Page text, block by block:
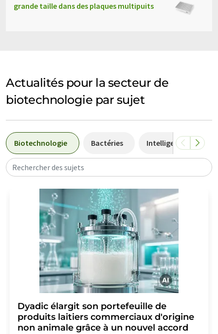
grande taille dans des plaques multipuits
Actualités pour la secteur de
biotechnologie par sujet
Biotechnologie Bactéries Intelligence
Rechercher des sujets
Dyadic élargit son portefeuille de
produits laitiers commerciaux d'origine
non animale grâce à un nouvel accord